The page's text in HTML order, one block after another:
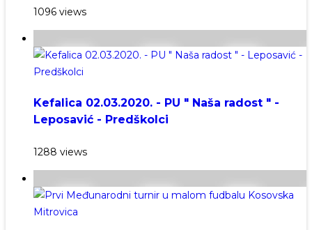
1096 views
Kefalica 02.03.2020. - PU " Naša radost " -
Leposavić - Predškolci
1288 views